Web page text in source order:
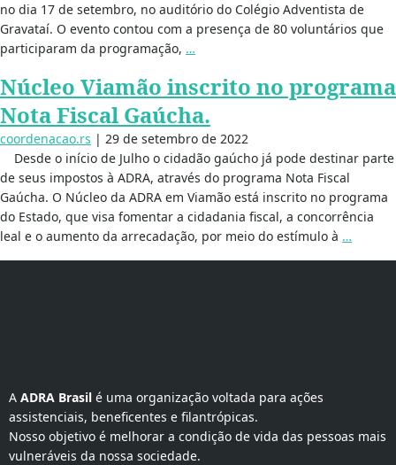
no dia 17 de setembro, no auditório do Colégio Adventista de
Gravataí. O evento contou com a presença de 80 voluntários que
participaram da programação, …
Núcleo Viamão inscrito no programa
Nota Fiscal Gaúcha.
coordenacao.rs | 29 de setembro de 2022
Desde o início de Julho o cidadão gaúcho já pode destinar parte
de seus impostos à ADRA, através do programa Nota Fiscal
Gaúcha. O Núcleo da ADRA em Viamão está inscrito no programa
do Estado, que visa fomentar a cidadania fiscal, a concorrência
leal e o aumento da arrecadação, por meio do estímulo à …
A ADRA Brasil é uma organização voltada para ações
assistenciais, beneficentes e filantrópicas.
Nosso objetivo é melhorar a condição de vida das pessoas mais
vulneráveis da nossa sociedade.